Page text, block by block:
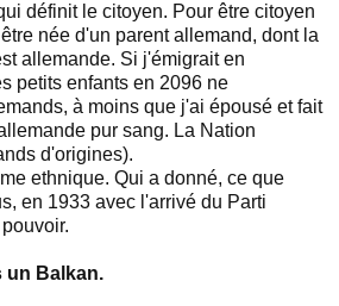
définit le citoyen. Pour être citoyen
née d'un parent allemand, dont la
allemande. Si j'émigrait en
petits enfants en 2096 ne
à moins que j'ai épousé et fait
pur sang. La Nation
d'origines).
ethnique. Qui a donné, ce que
en 1933 avec l'arrivé du Parti
un Balkan.